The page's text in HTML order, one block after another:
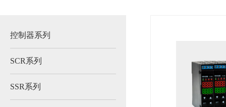
控制器系列
SCR系列
SSR系列